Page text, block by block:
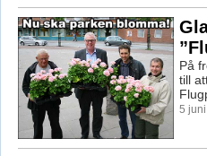
På
till
5